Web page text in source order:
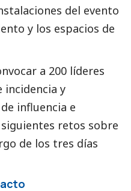
del evento
y los espacios de
a 200 líderes
incidencia y
influencia e
retos sobre
de los tres días